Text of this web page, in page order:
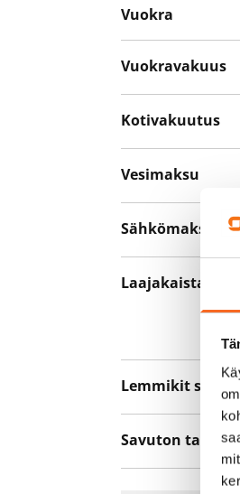
Vuokra
Vuokravakuus
Kotivakuutus
Vesimaksu
Sähkömaksu
Laajakaista
Lemmikit
Savuton talo